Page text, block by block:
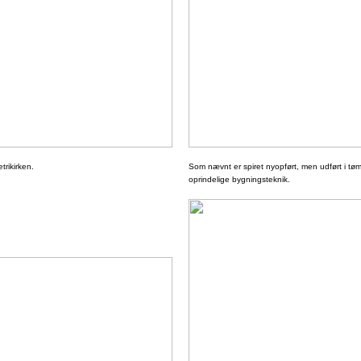
Som nævnt er spiret nyopført, men udført i
oprindelige bygningsteknik.